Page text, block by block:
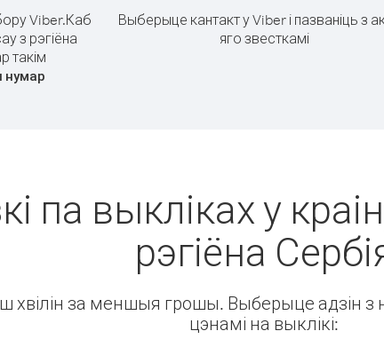
Viber.Каб
з рэгіёна
такім
нумар
Выберыце кантакт у Viber і пазваніць з
яго звесткамі
па выкліках у
рэгіёна
хвілін за меншыя грошы. Выберыце адзін з
цэнамі на выклікі: